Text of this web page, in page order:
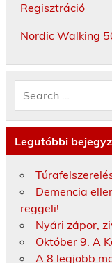
Regisztráció
Nordic Walking
Legutóbbi
Demencia
reggeli!
Nyári zápor,
Október 9. A
A 8 legjobb